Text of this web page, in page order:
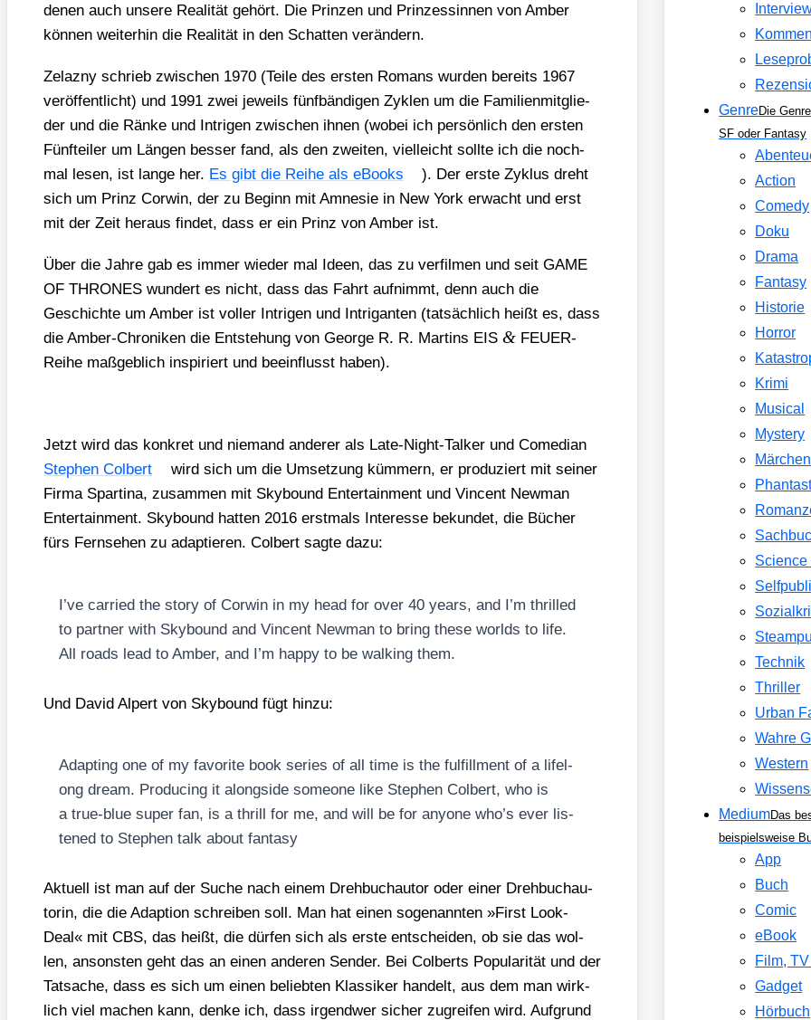
denen auch unse­re Rea­li­tät gehört. Die Prin­zen und Prin­zes­sin­nen von Amber
kön­nen wei­ter­hin die Rea­li­tät in den Schat­ten ver­än­dern.
Zelaz­ny schrieb zwi­schen 1970 (Tei­le des ers­ten Romans wur­den bereits 1967
ver­öf­fent­licht) und 1991 zwei jeweils fünf­bän­di­gen Zyklen um die Fami­li­en­mit­glie­
der und die Rän­ke und Intri­gen zwi­schen ihnen (wobei ich per­sön­lich den ers­ten
Fünf­tei­ler um Län­gen bes­ser fand, als den zwei­ten, viel­leicht soll­te ich die noch­
mal lesen, ist lan­ge her. Es gibt die Rei­he als eBooks
). Der ers­te Zyklus dreht
sich um Prinz Cor­win, der zu Beginn mit Amne­sie in New York erwacht und erst
mit der Zeit her­aus fin­det, dass er ein Prinz von Amber ist.
Über die Jah­re gab es immer wie­der mal Ideen, das zu ver­fil­men und seit GAME
OF THRONES wun­dert es nicht, dass das Fahrt auf­nimmt, denn auch die
Geschich­te um Amber ist vol­ler Intri­gen und Intri­gan­ten (tat­säch­lich heißt es, dass
die Amber-Chro­ni­ken die Ent­ste­hung von Geor­ge R. R. Mar­tins EIS & FEU­ER-
Rei­he maß­geb­lich inspi­riert und beein­flusst haben).
Jetzt wird das kon­kret und nie­mand ande­rer als Late-Night-Tal­ker und Come­di­an
Ste­phen Col­bert
wird sich um die Umset­zung küm­mern, er pro­du­ziert mit sei­ner
Fir­ma Spar­ti­na, zusam­men mit Sky­bound Enter­tain­ment und Vin­cent New­man
Enter­tain­ment. Sky­bound hat­ten 2016 erst­mals Inter­es­se bekun­det, die Bücher
fürs Fern­se­hen zu adap­tie­ren. Col­bert sag­te dazu:
I’ve car­ri­ed the sto­ry of Cor­win in my head for over 40 years, and I’m thril­led
to part­ner with Sky­bound and Vin­cent New­man to bring the­se worlds to life.
All roads lead to Amber, and I’m hap­py to be wal­king them.
Und David Alpert von Sky­bound fügt hin­zu:
Adap­ting one of my favo­ri­te book series of all time is the ful­fill­ment of a lifel­
ong dream. Pro­du­cing it along­side someone like Ste­phen Col­bert, who is
a true-blue super fan, is a thrill for me, and will be for anyo­ne who’s ever lis­
ten­ed to Ste­phen talk about fan­ta­sy
Aktu­ell ist man auf der Suche nach einem Dreh­buch­au­tor oder einer Dreh­buch­au­
to­rin, die die Adap­ti­on schrei­ben soll. Man hat einen soge­nann­ten »First Look-
Deal« mit CBS, das heißt, die dür­fen sich als ers­te ent­schei­den, ob sie das wol­
len, ansons­ten geht das an einen ande­ren Sen­der. Bei Col­berts Popu­la­ri­tät und der
Tat­sa­che, dass es sich um einen belieb­ten Klas­si­ker han­delt, aus dem man wirk­
lich viel machen kann, den­ke ich, dass irgend­wer sicher zugrei­fen wird. Auf­grund
GenreDie
SF oder Fantasy
Action
Comedy
Doku
Drama
Fantasy
Historie
Horror
Krimi
Musical
Mystery
Märchen
Science
Technik
Thriller
Urban
Wahre
Western
MediumDas
beispielsweise
App
Buch
Comic
eBook
Film,
Gadget
Hörbuch